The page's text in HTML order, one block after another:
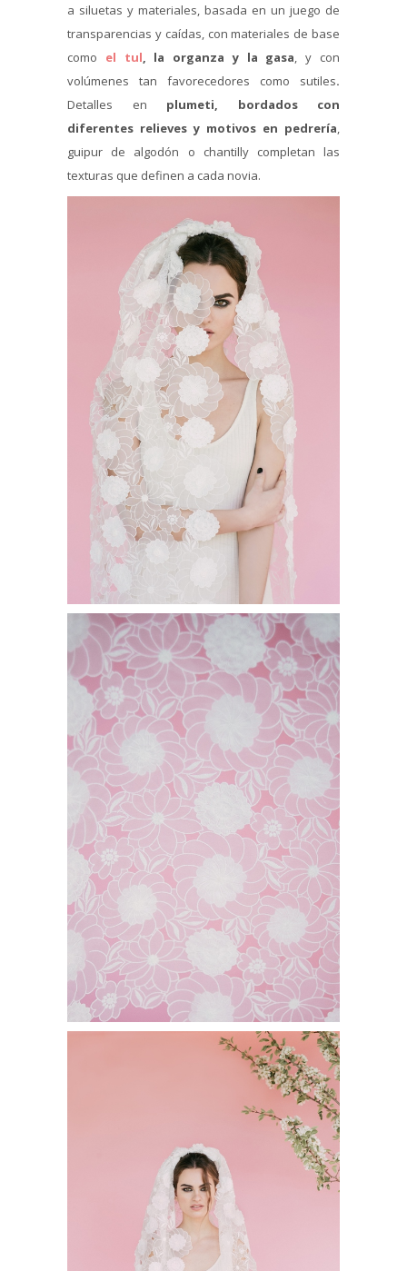
a siluetas y materiales, basada en un juego de
transparencias y caídas, con materiales de base
como el tul, la organza y la gasa, y con
volúmenes tan favorecedores como sutiles.
Detalles en plumeti, bordados con
diferentes relieves y motivos en pedrería,
guipur de algodón o chantilly completan las
texturas que definen a cada novia.